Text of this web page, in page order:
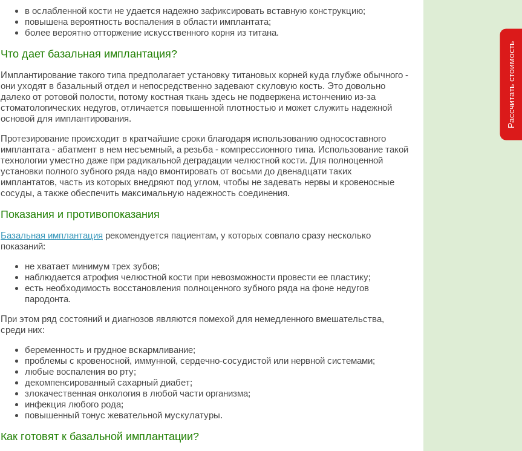
Рассчитать стоимость
в ослабленной кости не удается надежно зафиксировать вставную конструкцию;
повышена вероятность воспаления в области имплантата;
более вероятно отторжение искусственного корня из титана.
Что дает базальная имплантация?
Имплантирование такого типа предполагает установку титановых корней куда глубже обычного -
они уходят в базальный отдел и непосредственно задевают скуловую кость. Это довольно
далеко от ротовой полости, потому костная ткань здесь не подвержена истончению из-за
стоматологических недугов, отличается повышенной плотностью и может служить надежной
основой для имплантирования.
Протезирование происходит в кратчайшие сроки благодаря использованию односоставного
имплантата - абатмент в нем несъемный, а резьба - компрессионного типа. Использование такой
технологии уместно даже при радикальной деградации челюстной кости. Для полноценной
установки полного зубного ряда надо вмонтировать от восьми до двенадцати таких
имплантатов, часть из которых внедряют под углом, чтобы не задевать нервы и кровеносные
сосуды, а также обеспечить максимальную надежность соединения.
Показания и противопоказания
Базальная имплантация рекомендуется пациентам, у которых совпало сразу несколько
показаний:
не хватает минимум трех зубов;
наблюдается атрофия челюстной кости при невозможности провести ее пластику;
есть необходимость восстановления полноценного зубного ряда на фоне недугов
пародонта.
При этом ряд состояний и диагнозов являются помехой для немедленного вмешательства,
среди них:
беременность и грудное вскармливание;
проблемы с кровеносной, иммунной, сердечно-сосудистой или нервной системами;
любые воспаления во рту;
декомпенсированный сахарный диабет;
злокачественная онкология в любой части организма;
инфекция любого рода;
повышенный тонус жевательной мускулатуры.
Как готовят к базальной имплантации?